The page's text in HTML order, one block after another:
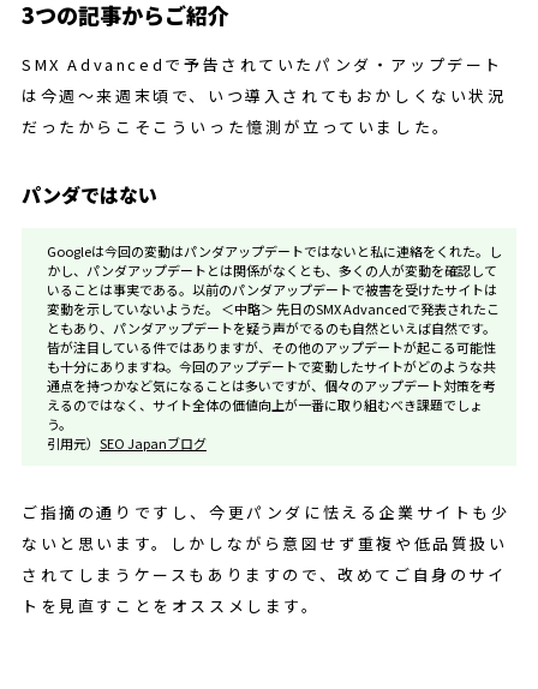
3つの記事からご紹介
SMX Advancedで予告されていたパンダ・アップデート
は今週～来週末頃で、いつ導入されてもおかしくない状況
だったからこそこういった憶測が立っていました。
パンダではない
Googleは今回の変動はパンダアップデートではないと私に連絡をくれた。し
かし、パンダアップデートとは関係がなくとも、多くの人が変動を確認して
いることは事実である。以前のパンダアップデートで被害を受けたサイトは
変動を示していないようだ。 ＜中略＞ 先日のSMX Advancedで発表されたこ
ともあり、パンダアップデートを疑う声がでるのも自然といえば自然です。
皆が注目している件ではありますが、その他のアップデートが起こる可能性
も十分にありますね。今回のアップデートで変動したサイトがどのような共
通点を持つかなど気になることは多いですが、個々のアップデート対策を考
えるのではなく、サイト全体の価値向上が一番に取り組むべき課題でしょ
う。
引用元） SEO Japanブログ
ご指摘の通りですし、今更パンダに怯える企業サイトも少
ないと思います。しかしながら意図せず重複や低品質扱い
されてしまうケースもありますので、改めてご自身のサイ
トを見直すことをオススメします。